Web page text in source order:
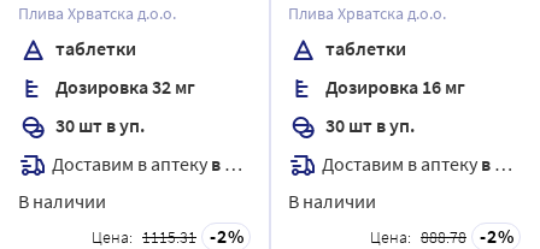
Плива Хрватска д.о.о.
таблетки
Дозировка 32 мг
30 шт в уп.
Доставим в аптеку в течение 7 дней
В наличии
Цена: 1115.31 2
Плива Хрватска д.о.о.
таблетки
Дозировка 16 мг
30 шт в уп.
Доставим в аптеку в течение 7 дней
В наличии
Цена: 888.78 2